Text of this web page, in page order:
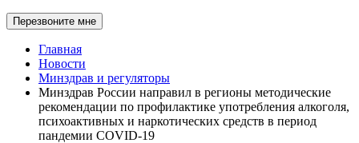
Перезвоните мне
Главная
Новости
Минздрав и регуляторы
Минздрав России направил в регионы методические
рекомендации по профилактике употребления алкоголя,
психоактивных и наркотических средств в период
пандемии COVID-19